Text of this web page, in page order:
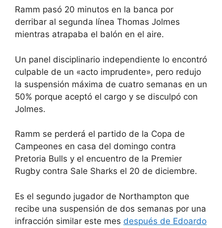
Ramm pasó 20 minutos en la banca por
derribar al segunda línea Thomas Jolmes
mientras atrapaba el balón en el aire.
Un panel disciplinario independiente lo encontró
culpable de un «acto imprudente», pero redujo
la suspensión máxima de cuatro semanas en un
50% porque aceptó el cargo y se disculpó con
Jolmes.
Ramm se perderá el partido de la Copa de
Campeones en casa del domingo contra
Pretoria Bulls y el encuentro de la Premier
Rugby contra Sale Sharks el 20 de diciembre.
Es el segundo jugador de Northampton que
recibe una suspensión de dos semanas por una
infracción similar este mes después de Edoardo